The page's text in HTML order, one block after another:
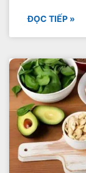
ĐỌC TIẾP »